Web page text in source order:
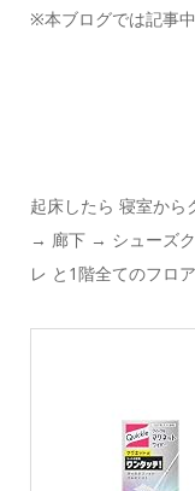
※本ブログでは記事
起床したら 寝室か
→ 廊下 → シューズ
レ と1階全てのフロ